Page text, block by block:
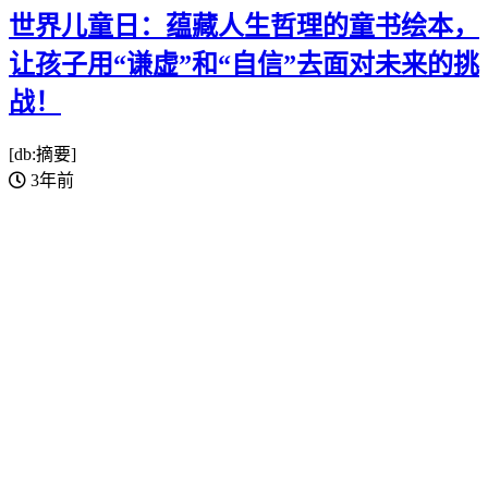
世界儿童日：蕴藏人生哲理的童书绘本，
让孩子用“谦虚”和“自信”去面对未来的挑
战！
[db:摘要]
3年前